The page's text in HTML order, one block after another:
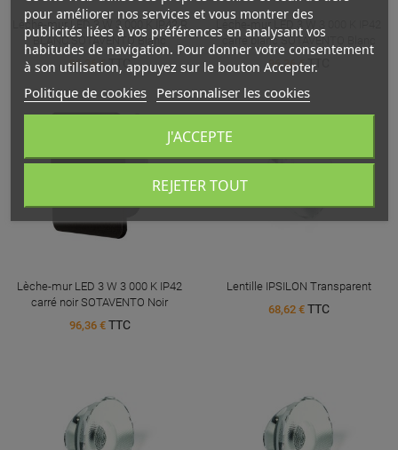
Lèche-mur LED 3 W 3 000 K IP42 R
BLANC SOTAVENTO Blanc
96,36 €TTC
Lèche-mur LED 3 W 3 000 K IP42
carré blanc SOTAVENTO Blanc
96,36 €TTC
Lèche-mur LED 3 W 3 000 K IP42
carré noir SOTAVENTO Noir
96,36 € TTC
Lentille IPSILON Transparent
68,62 € TTC
pour améliorer nos services et vous montrer des
publicités liées à vos préférences en analysant vos
habitudes de navigation. Pour donner votre consentement
à son utilisation, appuyez sur le bouton Accepter.
Politique de cookies Personnaliser les cookies
REJETER TOUT
J'ACCEPTE